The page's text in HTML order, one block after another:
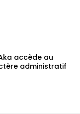
accède au
administratif